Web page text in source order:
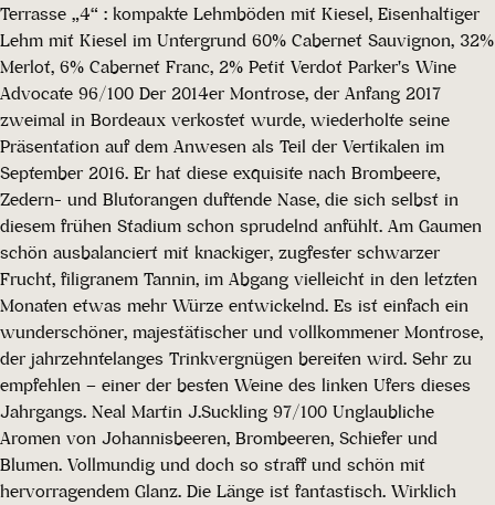
Terrasse „4“ : kompakte Lehmböden mit Kiesel, Eisenhaltiger
Lehm mit Kiesel im Untergrund 60% Cabernet Sauvignon, 32%
Merlot, 6% Cabernet Franc, 2% Petit Verdot Parker's Wine
Advocate 96/100 Der 2014er Montrose, der Anfang 2017
zweimal in Bordeaux verkostet wurde, wiederholte seine
Präsentation auf dem Anwesen als Teil der Vertikalen im
September 2016. Er hat diese exquisite nach Brombeere,
Zedern- und Blutorangen duftende Nase, die sich selbst in
diesem frühen Stadium schon sprudelnd anfühlt. Am Gaumen
schön ausbalanciert mit knackiger, zugfester schwarzer
Frucht, filigranem Tannin, im Abgang vielleicht in den letzten
Monaten etwas mehr Würze entwickelnd. Es ist einfach ein
wunderschöner, majestätischer und vollkommener Montrose,
der jahrzehntelanges Trinkvergnügen bereiten wird. Sehr zu
empfehlen – einer der besten Weine des linken Ufers dieses
Jahrgangs. Neal Martin J.Suckling 97/100 Unglaubliche
Aromen von Johannisbeeren, Brombeeren, Schiefer und
Blumen. Vollmundig und doch so straff und schön mit
hervorragendem Glanz. Die Länge ist fantastisch. Wirklich